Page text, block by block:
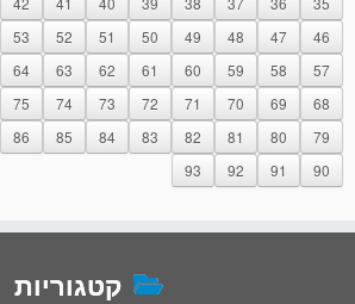
46
47
48
49
50
51
52
53
57
58
59
60
61
62
63
64
68
69
70
71
72
73
74
75
79
80
81
82
83
84
85
86
90
91
92
93
קטגוריות